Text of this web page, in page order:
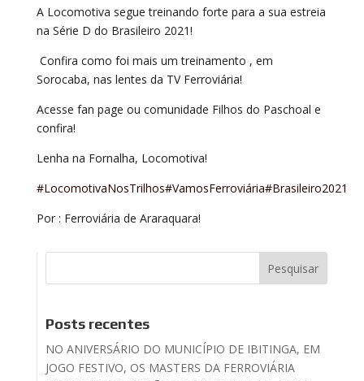
A Locomotiva segue treinando forte para a sua estreia
na Série D do Brasileiro 2021!
Confira como foi mais um treinamento , em
Sorocaba, nas lentes da TV Ferroviária!
Acesse fan page ou comunidade Filhos do Paschoal e
confira!
Lenha na Fornalha, Locomotiva!
#LocomotivaNosTrilhos#VamosFerroviária#Brasileiro2021
Por : Ferroviária de Araraquara!
Posts recentes
NO ANIVERSÁRIO DO MUNICÍPIO DE IBITINGA, EM
JOGO FESTIVO, OS MASTERS DA FERROVIÁRIA